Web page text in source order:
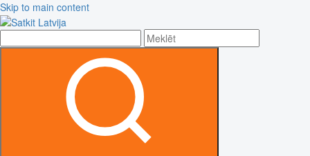
Skip to main content